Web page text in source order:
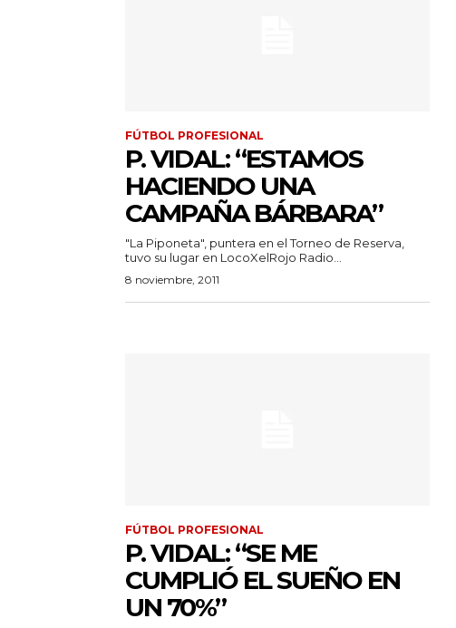
FÚTBOL PROFESIONAL
P. VIDAL: “ESTAMOS
HACIENDO UNA
CAMPAÑA BÁRBARA”
"La Piponeta", puntera en el Torneo de Reserva,
tuvo su lugar en LocoXelRojo Radio...
8 noviembre, 2011
FÚTBOL PROFESIONAL
P. VIDAL: “SE ME
CUMPLIÓ EL SUEÑO EN
UN 70%”